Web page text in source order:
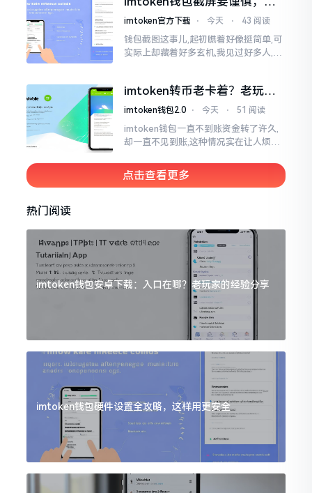
把隐私当儿戏
imtoken官方下载 ⋅ 今天 ⋅ 43 阅读
钱包截图这事儿,起初瞧着好像挺简单,可
实际上却藏着好多玄机,我见过好多人,总
得
imtoken转币老卡着？老玩家
教你几招搞定
imtoken钱包2.0 ⋅ 今天 ⋅ 51 阅读
imtoken钱包一直不到账资金转了许久,
却一直不见到账,这种情况实在让人烦躁,
遇到过类似困扰,那时内心焦急,像被困在
热锅上的蚂蚁,慌乱无措。
点击查看更多
热门阅读
imtoken钱包安卓下载：入口在哪？老玩家的经验分享
imtoken钱包硬件设置全攻略，这样用更安全